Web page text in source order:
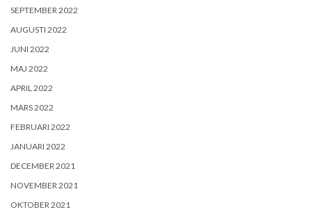
SEPTEMBER 2022
AUGUSTI 2022
JUNI 2022
MAJ 2022
APRIL 2022
MARS 2022
FEBRUARI 2022
JANUARI 2022
DECEMBER 2021
NOVEMBER 2021
OKTOBER 2021